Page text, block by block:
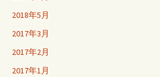
2018年5月
2017年3月
2017年2月
2017年1月